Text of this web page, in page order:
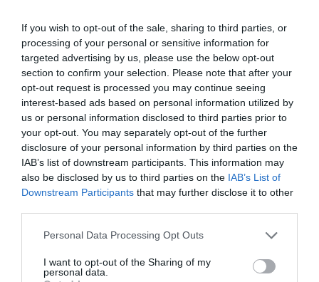
If you wish to opt-out of the sale, sharing to third parties, or
processing of your personal or sensitive information for
targeted advertising by us, please use the below opt-out
section to confirm your selection. Please note that after your
opt-out request is processed you may continue seeing
interest-based ads based on personal information utilized by
us or personal information disclosed to third parties prior to
your opt-out. You may separately opt-out of the further
disclosure of your personal information by third parties on the
IAB’s list of downstream participants. This information may
also be disclosed by us to third parties on the IAB’s List of
Downstream Participants that may further disclose it to other
Please note that this website/app uses one or more Google
not limited to your visit or usage behaviour. You may click to
grant or deny consent to Google and its third-party tags to
Personal Data Processing Opt Outs
I want to opt-out of the Sharing of my
personal data.
TAGS:
ΠΕΡΙΣΣΟΤΕΡA